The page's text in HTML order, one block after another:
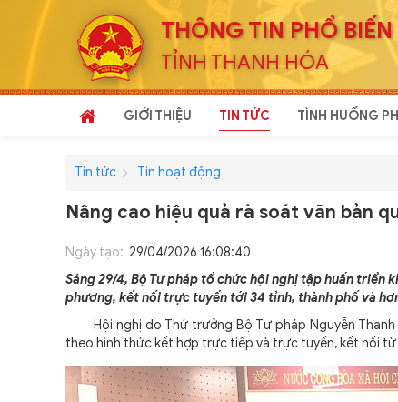
THÔNG TIN PHỔ
TỈNH THANH HÓA
GIỚI THIỆU TIN TỨC TÌNH HUỐNG
Tin tức Tin hoạt động
Nâng cao hiệu quả rà soát văn bản
Ngày tạo: 29/04/2026 16:08:40
Sáng 29/4, Bộ Tư pháp tổ chức hội nghị tập huấn triển
phương, kết nối trực tuyến tới 34 tỉnh, thành phố và
Hội nghị do Thứ trưởng Bộ Tư pháp Nguyễn Thanh
theo hình thức kết hợp trực tiếp và trực tuyến, kết nối